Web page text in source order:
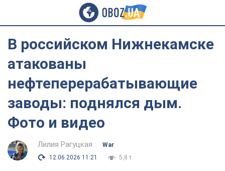
В российском Нижнекамске
атакованы
нефтеперерабатывающие
заводы: поднялся дым.
Фото и видео
Лилия Рагуцкая
War
12.06.2026 11:21
5,8 т.